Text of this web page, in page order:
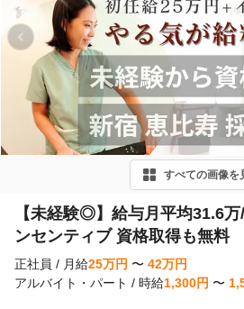
すべての画像を
【未経験◎】給与月平均31.6
ンセンティブ 資格取得も無料
正社員 / 月給25万円 〜 42万円
アルバイト・パート / 時給1,300円 〜